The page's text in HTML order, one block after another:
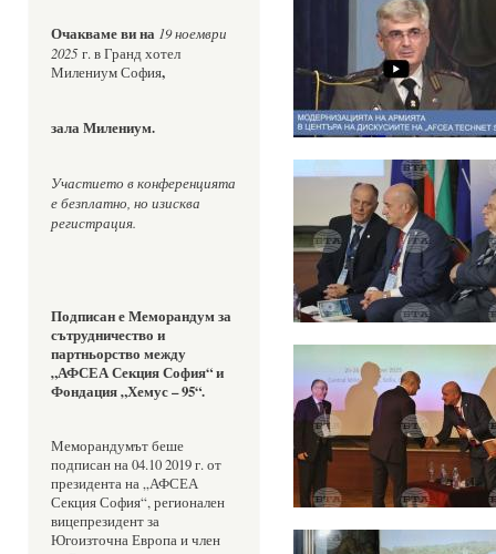
Очакваме ви на 19 ноември
2025 г. в Гранд хотел
Милениум София,
зала Милениум.
Участието в конференцията
е безплатно, но изисква
регистрация.
Подписан еМеморандум за
сътрудничество и
партньорство между
„АФСЕА Секция София“ и
Фондация „Хемус – 95“.
Меморандумът беше
подписан на 04.10 2019 г. от
президента на „АФСЕА
Секция София“, регионален
вицепрезидент за
Югоизточна Европа и член